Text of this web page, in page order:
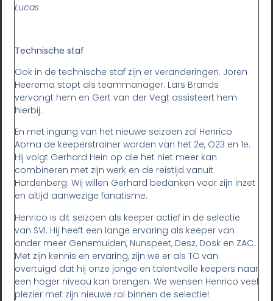
Lucas
Technische staf
Ook in de technische staf zijn er veranderingen. Joren
Heerema stopt als teammanager. Lars Brands
vervangt hem en Gert van der Vegt assisteert hem
hierbij.
En met ingang van het nieuwe seizoen zal Henrico
Abma de keeperstrainer worden van het 2e, O23 en 1e.
Hij volgt Gerhard Hein op die het niet meer kan
combineren met zijn werk en de reistijd vanuit
Hardenberg. Wij willen Gerhard bedanken voor zijn inzet
en altijd aanwezige fanatisme.
Henrico is dit seizoen als keeper actief in de selectie
van SVI. Hij heeft een lange ervaring als keeper van
onder meer Genemuiden, Nunspeet, Desz, Dosk en ZAC.
Met zijn kennis en ervaring, zijn we er als TC van
overtuigd dat hij onze jonge en talentvolle keepers naar
een hoger niveau kan brengen. We wensen Henrico veel
plezier met zijn nieuwe rol binnen de selectie!